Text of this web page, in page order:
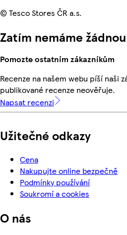
© Tesco Stores ČR a.s.
Zatím nemáme
Pomozte ostatním zákazníkům
Recenze na našem webu píší naši
publikované recenze neověřuje.
Napsat recenzi
Užitečné odkazy
Cena
Nakupujte online bezpečně
Podmínky používání
Soukromí a cookies
O nás